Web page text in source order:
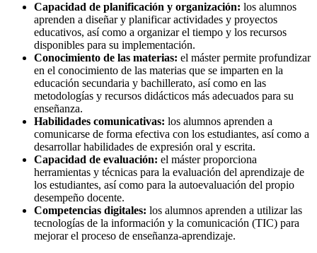
Capacidad de planificación y organización: los alumnos
aprenden a diseñar y planificar actividades y proyectos
educativos, así como a organizar el tiempo y los recursos
disponibles para su implementación.
Conocimiento de las materias: el máster permite profundizar
en el conocimiento de las materias que se imparten en la
educación secundaria y bachillerato, así como en las
metodologías y recursos didácticos más adecuados para su
enseñanza.
Habilidades comunicativas: los alumnos aprenden a
comunicarse de forma efectiva con los estudiantes, así como a
desarrollar habilidades de expresión oral y escrita.
Capacidad de evaluación: el máster proporciona
herramientas y técnicas para la evaluación del aprendizaje de
los estudiantes, así como para la autoevaluación del propio
desempeño docente.
Competencias digitales: los alumnos aprenden a utilizar las
tecnologías de la información y la comunicación (TIC) para
mejorar el proceso de enseñanza-aprendizaje.